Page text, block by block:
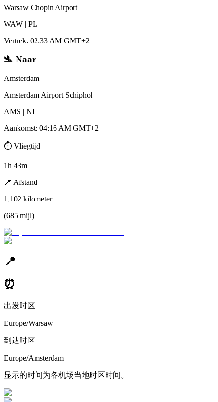
Warsaw Chopin Airport
WAW | PL
Vertrek: 02:33 AM GMT+2
🛬 Naar
Amsterdam
Amsterdam Airport Schiphol
AMS | NL
Aankomst: 04:16 AM GMT+2
⏱️ Vliegtijd
1h 43m
📍 Afstand
1,102 kilometer
(685 mijl)
📍
⏰
出发时区
Europe/Warsaw
到达时区
Europe/Amsterdam
显示的时间为各机场当地时区时间。